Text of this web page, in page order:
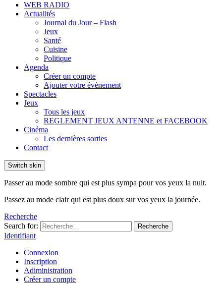
WEB RADIO
Actualités
Journal du Jour – Flash
Jeux
Santé
Cuisine
Politique
Agenda
Créer un compte
Ajouter votre évènement
Spectacles
Jeux
Tous les jeux
REGLEMENT JEUX ANTENNE et FACEBOOK
Cinéma
Les dernières sorties
Contact
Switch skin
Passer au mode sombre qui est plus sympa pour vos yeux la nuit.
Passez au mode clair qui est plus doux sur vos yeux la journée.
Recherche
Search for:
Recherche
Identifiant
Connexion
Inscription
Adiministration
Créer un compte